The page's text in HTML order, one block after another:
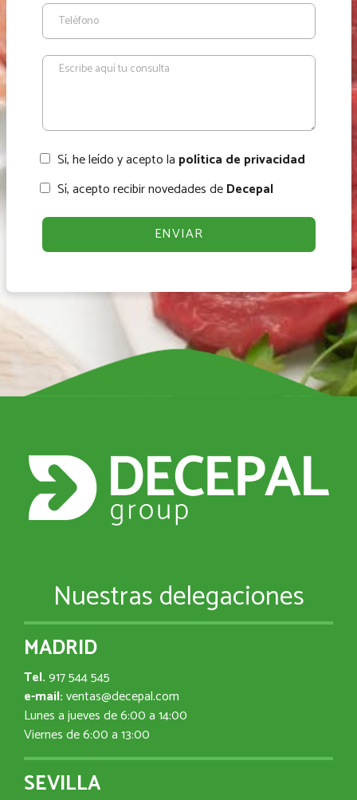
Sí, he leído y acepto la política de privacidad
Sí, acepto recibir novedades deDecepal
Nuestras delegaciones
MADRID
Tel.917 544 545
e-mail:ventas@decepal.com
Lunes a jueves de 6:00 a 14:00
Viernes de 6:00 a 13:00
SEVILLA